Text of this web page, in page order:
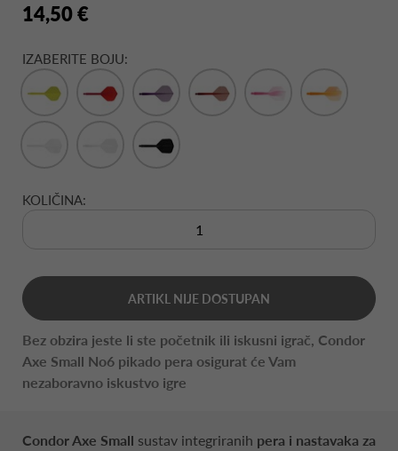
14,50 €
IZABERITE BOJU:
KOLIČINA:
ARTIKL NIJE DOSTUPAN
Bez obzira jeste li ste početnik ili iskusni igrač, Condor
Axe Small No6 pikado pera osigurat će Vam
nezaboravno iskustvo igre
Condor Axe Small sustav integriranih pera i nastavaka za